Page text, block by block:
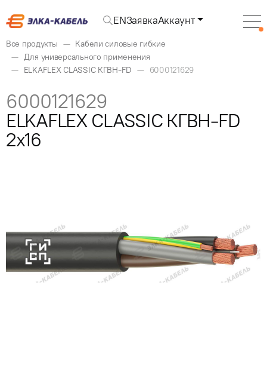
ENЗаявкаАккаунт
Все продукты
Кабели силовые гибкие
Для универсального применения
ELKAFLEX CLASSIC КГВН-FD
6000121629
6000121629
ELKAFLEX CLASSIC КГВН-FD
2x16